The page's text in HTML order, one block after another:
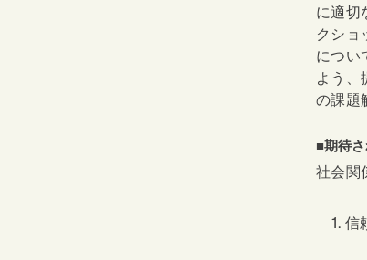
に適切
クショ
につい
よう、
の課題
■期待
社会関
信